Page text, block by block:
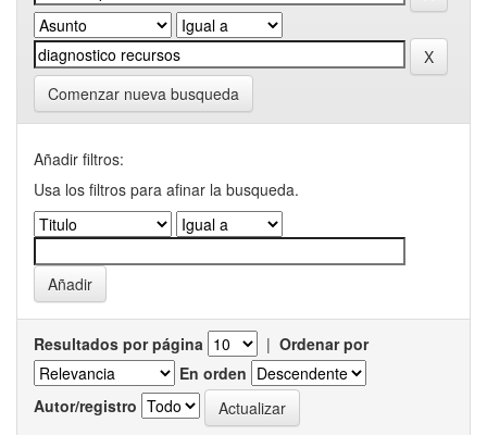
Comenzar nueva busqueda
Añadir filtros:
Usa los filtros para afinar la busqueda.
Resultados por página | Ordenar por
En orden
Autor/registro